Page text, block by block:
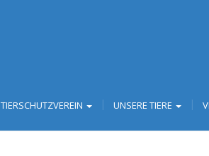
TIERSCHUTZVEREIN UNSERE TIERE